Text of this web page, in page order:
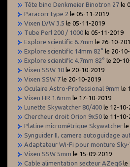
Tête bino Denkmeier Binotron 27 le
Paracorr type 2 le 05-11-2019
Vixen LVW 3.5 le 05-11-2019
Tube Perl 200 / 1000 le 05-11-2019
Explore scientific 6.7mm le 26-10-
Explore scientific 14mm 82° le 20-
Explore scientific 4.7mm 82° le 20-
Vixen SSW 10 le 20-10-2019
Vixen SSW 7 le 20-10-2019
Oculaire Astro-Professional 9mm le
Vixen HR 1.6mm le 17-10-2019
Lunette Skywatcher 80/400 le 12-10-
Chercheur droit Orion 9x50 le 11-10-
Platine micrométrique Skywatcher
Synguider II, camera autoguidage
Adaptateur Wi-Fi pour monture
Vixen SSW 5mm le 15-09-2019
Cable alimentation secteur AZeq6 le